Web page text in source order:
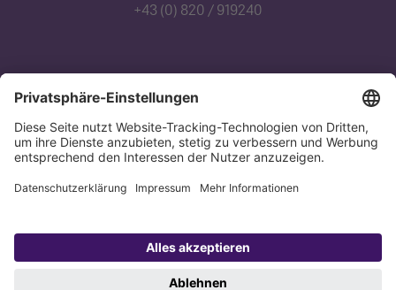
+43 (0) 820 / 919240
Abonnieren Sie unseren Newsletter
Jetzt anmelden
Copyright 1998-2026 KESSEL SE + Co. KG, Bahnhofstraße 31, 85101 Lenting,
Datenschutz Impressum